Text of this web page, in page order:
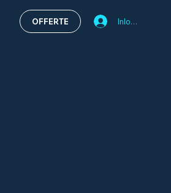
OFFERTE Inloggen